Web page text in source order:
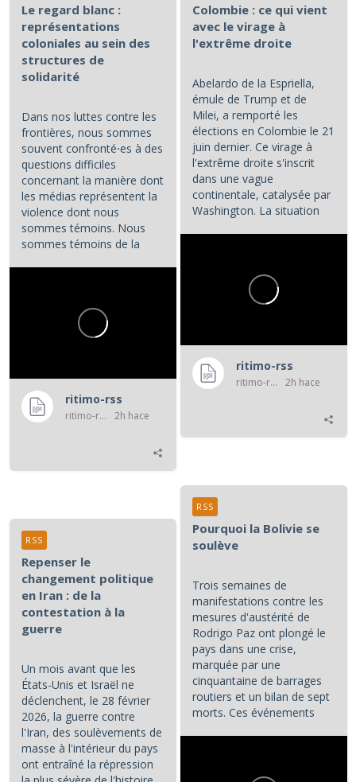
Le regard blanc :
représentations
coloniales au sein des
structures de
solidarité
Dans nos luttes contre les
frontières, nous sommes
souvent confronté⋅es à des
questions difficiles
concernant la manière dont
les médias représentent la
violence dont nous
sommes témoins. Nous
sommes témoins de la
ritimo-rss
ritimo-rss 2h hace
Colombie : ce qui vient
avec le virage à
l'extrême droite
Abelardo de la Espriella,
émule de Trump et de
Milei, a remporté les
élections en Colombie le 21
juin dernier. Ce virage à
l'extrême droite s'inscrit
dans une vague
continentale, catalysée par
Washington. La situation
ritimo-rss
ritimo-rss 2h hace
Pourquoi la Bolivie se
soulève
Trois semaines de
manifestations contre les
mesures d'austérité de
Rodrigo Paz ont plongé le
pays dans une crise,
marquée par une
cinquantaine de barrages
routiers et un bilan de sept
morts. Ces événements
RSS
Repenser le
changement politique
en Iran : de la
contestation à la
guerre
Un mois avant que les
États-Unis et Israël ne
déclenchent, le 28 février
2026, la guerre contre
l'Iran, des soulèvements de
masse à l'intérieur du pays
ont entraîné la répression
RSS